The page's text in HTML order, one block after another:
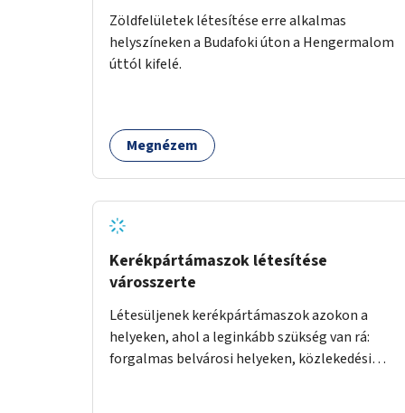
Zöldfelületek létesítése erre alkalmas
helyszíneken a Budafoki úton a Hengermalom
úttól kifelé.
Megnézem
Kerékpártámaszok létesítése
városszerte
Létesüljenek kerékpártámaszok azokon a
helyeken, ahol a leginkább szükség van rá:
forgalmas belvárosi helyeken, közlekedési